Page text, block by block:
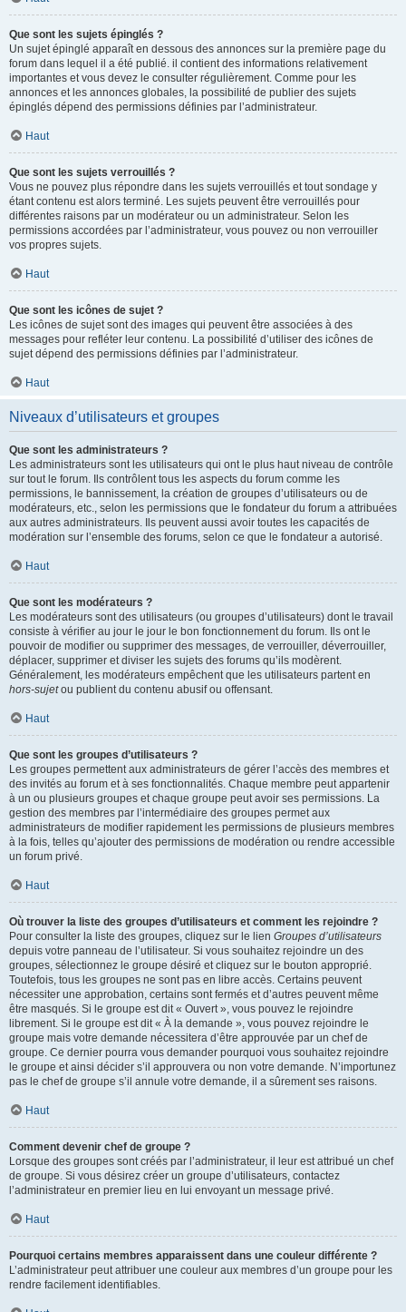
Que sont les sujets épinglés ?
Un sujet épinglé apparaît en dessous des annonces sur la première page du
forum dans lequel il a été publié. il contient des informations relativement
importantes et vous devez le consulter régulièrement. Comme pour les
annonces et les annonces globales, la possibilité de publier des sujets
épinglés dépend des permissions définies par l’administrateur.
Haut
Que sont les sujets verrouillés ?
Vous ne pouvez plus répondre dans les sujets verrouillés et tout sondage y
étant contenu est alors terminé. Les sujets peuvent être verrouillés pour
différentes raisons par un modérateur ou un administrateur. Selon les
permissions accordées par l’administrateur, vous pouvez ou non verrouiller
vos propres sujets.
Haut
Que sont les icônes de sujet ?
Les icônes de sujet sont des images qui peuvent être associées à des
messages pour refléter leur contenu. La possibilité d’utiliser des icônes de
sujet dépend des permissions définies par l’administrateur.
Haut
Niveaux d’utilisateurs et groupes
Que sont les administrateurs ?
Les administrateurs sont les utilisateurs qui ont le plus haut niveau de contrôle
sur tout le forum. Ils contrôlent tous les aspects du forum comme les
permissions, le bannissement, la création de groupes d’utilisateurs ou de
modérateurs, etc., selon les permissions que le fondateur du forum a attribuées
aux autres administrateurs. Ils peuvent aussi avoir toutes les capacités de
modération sur l’ensemble des forums, selon ce que le fondateur a autorisé.
Haut
Que sont les modérateurs ?
Les modérateurs sont des utilisateurs (ou groupes d’utilisateurs) dont le travail
consiste à vérifier au jour le jour le bon fonctionnement du forum. Ils ont le
pouvoir de modifier ou supprimer des messages, de verrouiller, déverrouiller,
déplacer, supprimer et diviser les sujets des forums qu’ils modèrent.
Généralement, les modérateurs empêchent que les utilisateurs partent en
hors-sujetou publient du contenu abusif ou offensant.
Haut
Que sont les groupes d’utilisateurs ?
Les groupes permettent aux administrateurs de gérer l’accès des membres et
des invités au forum et à ses fonctionnalités. Chaque membre peut appartenir
à un ou plusieurs groupes et chaque groupe peut avoir ses permissions. La
gestion des membres par l’intermédiaire des groupes permet aux
administrateurs de modifier rapidement les permissions de plusieurs membres
à la fois, telles qu’ajouter des permissions de modération ou rendre accessible
un forum privé.
Haut
Où trouver la liste des groupes d’utilisateurs et comment les rejoindre ?
Pour consulter la liste des groupes, cliquez sur le lien Groupes d’utilisateurs
depuis votre panneau de l’utilisateur. Si vous souhaitez rejoindre un des
groupes, sélectionnez le groupe désiré et cliquez sur le bouton approprié.
Toutefois, tous les groupes ne sont pas en libre accès. Certains peuvent
nécessiter une approbation, certains sont fermés et d’autres peuvent même
être masqués. Si le groupe est dit « Ouvert », vous pouvez le rejoindre
librement. Si le groupe est dit « À la demande », vous pouvez rejoindre le
groupe mais votre demande nécessitera d’être approuvée par un chef de
groupe. Ce dernier pourra vous demander pourquoi vous souhaitez rejoindre
le groupe et ainsi décider s’il approuvera ou non votre demande. N’importunez
pas le chef de groupe s’il annule votre demande, il a sûrement ses raisons.
Haut
Comment devenir chef de groupe ?
Lorsque des groupes sont créés par l’administrateur, il leur est attribué un chef
de groupe. Si vous désirez créer un groupe d’utilisateurs, contactez
l’administrateur en premier lieu en lui envoyant un message privé.
Haut
Pourquoi certains membres apparaissent dans une couleur différente ?
L’administrateur peut attribuer une couleur aux membres d’un groupe pour les
rendre facilement identifiables.